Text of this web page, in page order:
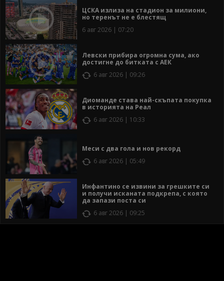
ЦСКА излиза на стадион за милиони,
но теренът не е блестящ
6 авг 2026 | 07:20
Левски прибира огромна сума, ако
достигне до битката с АЕК
6 авг 2026 | 09:26
Диоманде става най-скъпата покупка
в историята на Реал
6 авг 2026 | 10:33
Меси с два гола и нов рекорд
6 авг 2026 | 05:49
Инфантино се извини за грешките си
и получи исканата подкрепа, с която
да запази поста си
6 авг 2026 | 09:25